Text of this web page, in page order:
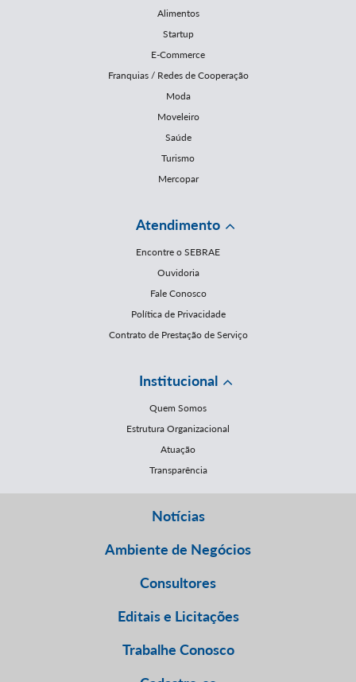
Alimentos
Startup
E-Commerce
Franquias / Redes de Cooperação
Moda
Moveleiro
Saúde
Turismo
Mercopar
Atendimento
Encontre o SEBRAE
Ouvidoria
Fale Conosco
Política de Privacidade
Contrato de Prestação de Serviço
Institucional
Quem Somos
Estrutura Organizacional
Atuação
Transparência
Notícias
Ambiente de Negócios
Consultores
Editais e Licitações
Trabalhe Conosco